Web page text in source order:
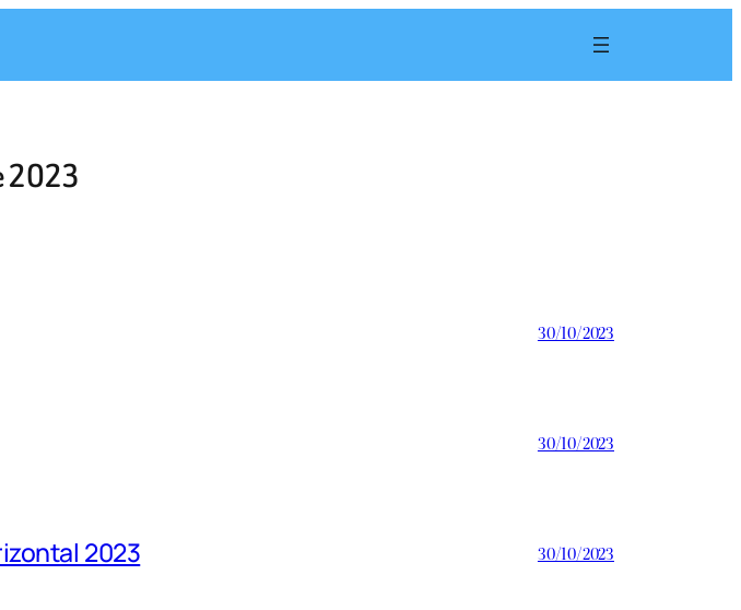
2023
30/10/2023
30/10/2023
2023 30/10/2023